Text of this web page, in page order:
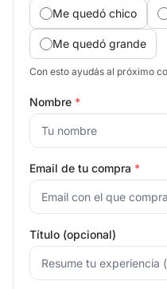
Me quedó chico
Me quedó grande
Con esto ayudás al próximo
Nombre *
Email de tu compra *
Título (opcional)